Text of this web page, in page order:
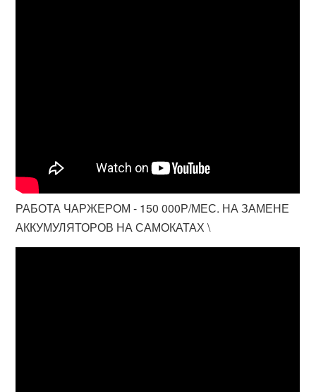
РАБОТА ЧАРЖЕРОМ - 150 000Р/МЕС. НА ЗАМЕНЕ
АККУМУЛЯТОРОВ НА САМОКАТАХ \